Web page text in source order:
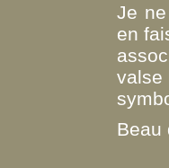
Je
en
Beau